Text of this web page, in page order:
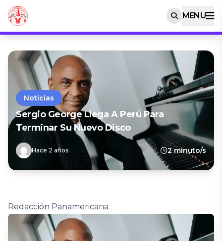
MENU
Noticias
Sergio George Llega A Perú Para
Terminar Su Nuevo Disco
Hace 2 años 2 minuto/s
Redacción Panamericana